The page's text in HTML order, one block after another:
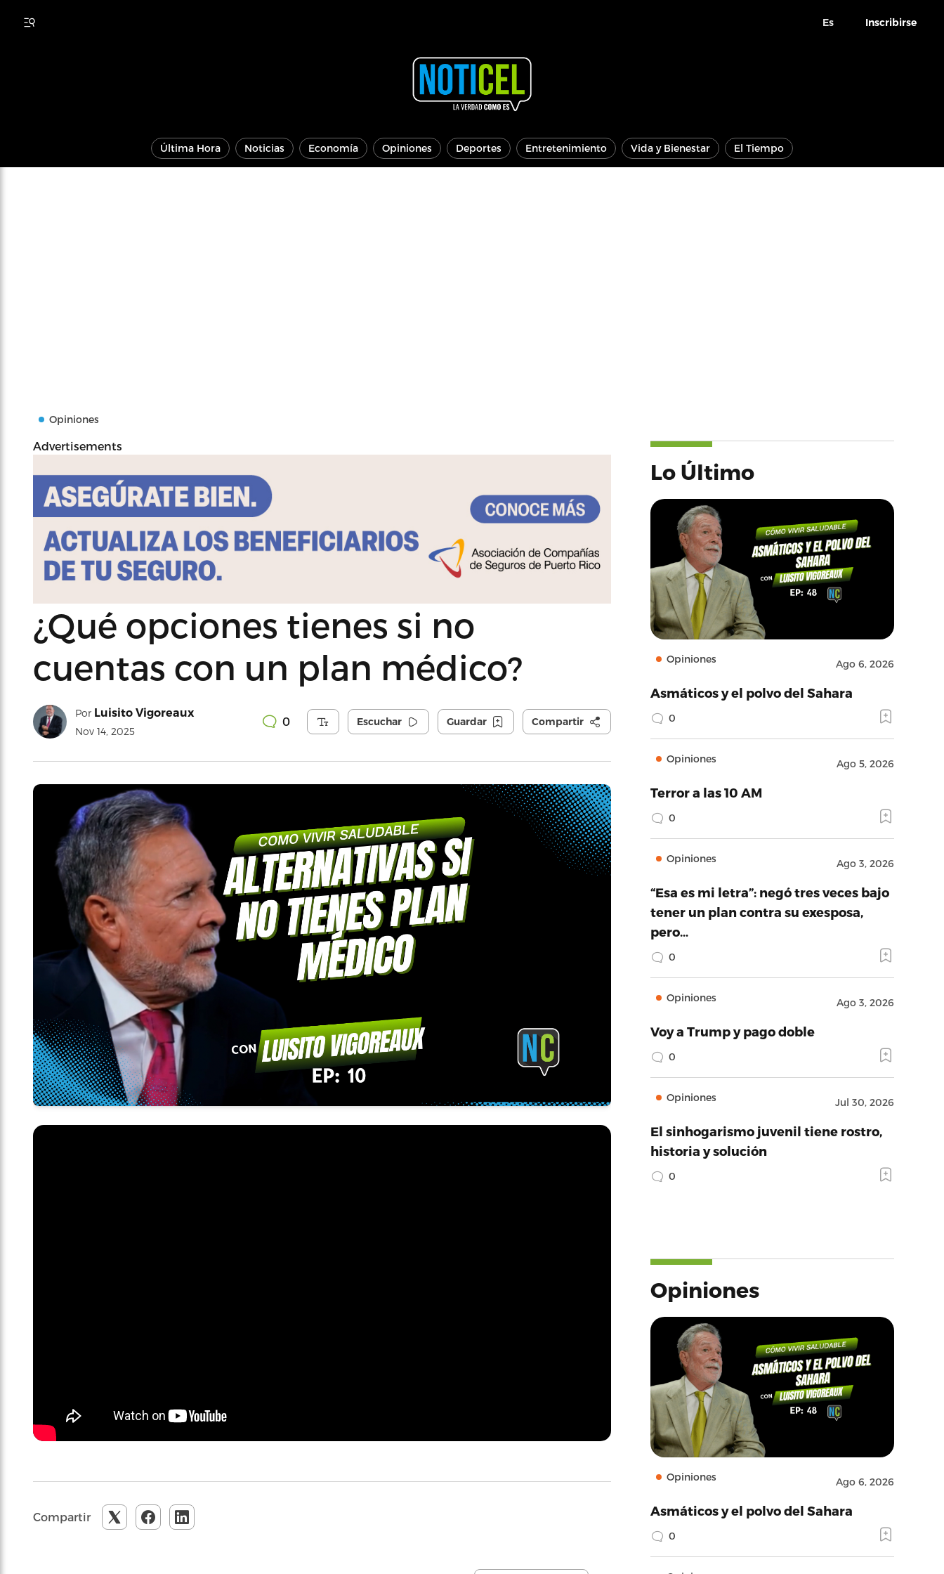
Es Inscribirse
Última Hora Noticias Economía Opiniones Deportes Entretenimiento Vida y Bienestar El Tiempo
Opiniones
Advertisements
¿Qué opciones tienes si no
cuentas con un plan médico?
Por Luisito Vigoreaux
Nov 14, 2025
0 Escuchar Guardar Compartir
Compartir
Lo Último
Opiniones Ago 6, 2026
Asmáticos y el polvo del Sahara
0
Opiniones Ago 5, 2026
Terror a las 10 AM
0
Opiniones Ago 3, 2026
“Esa es mi letra”: negó tres veces bajo
tener un plan contra su exesposa,
pero…
0
Opiniones Ago 3, 2026
Voy a Trump y pago doble
0
Opiniones Jul 30, 2026
El sinhogarismo juvenil tiene rostro,
historia y solución
0
Opiniones
Opiniones Ago 6, 2026
Asmáticos y el polvo del Sahara
0